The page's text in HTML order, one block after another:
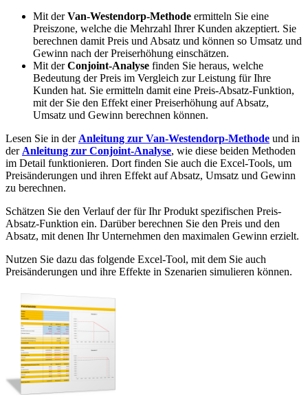
Mit derVan-Westendorp-Methode ermitteln Sie eine
Preiszone, welche die Mehrzahl Ihrer Kunden akzeptiert. Sie
berechnen damit Preis und Absatz und können so Umsatz und
Gewinn nach der Preiserhöhung einschätzen.
Mit derConjoint-Analyse finden Sie heraus, welche
Bedeutung der Preis im Vergleich zur Leistung für Ihre
Kunden hat. Sie ermitteln damit eine Preis-Absatz-Funktion,
mit der Sie den Effekt einer Preiserhöhung auf Absatz,
Umsatz und Gewinn berechnen können.
Lesen Sie in der Anleitung zur Van-Westendorp-Methode und in
der Anleitung zur Conjoint-Analyse, wie diese beiden Methoden
im Detail funktionieren. Dort finden Sie auch die Excel-Tools, um
Preisänderungen und ihren Effekt auf Absatz, Umsatz und Gewinn
zu berechnen.
Schätzen Sie den Verlauf der für Ihr Produkt spezifischen Preis-
Absatz-Funktion ein. Darüber berechnen Sie den Preis und den
Absatz, mit denen Ihr Unternehmen den maximalen Gewinn erzielt.
Nutzen Sie dazu das folgende Excel-Tool, mit dem Sie auch
Preisänderungen und ihre Effekte in Szenarien simulieren können.